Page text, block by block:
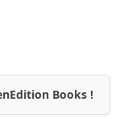
Books !